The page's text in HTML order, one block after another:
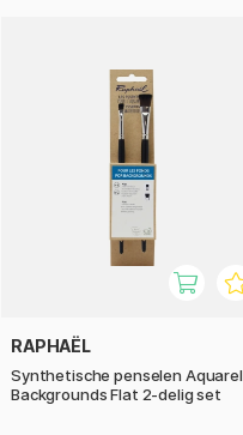
RAPHAËL
Synthetische penselen Aquarel
Backgrounds Flat 2-delig set